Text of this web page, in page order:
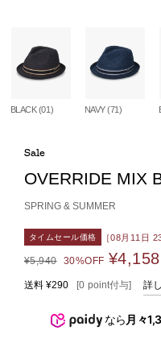
BLACK (01) NAVY (71)
Sale
OVERRIDE MIX
SPRING & SUMMER
タイムセール価格 ［08月11日
¥5,940 30%OFF ¥4,158
送料 ¥290 [0 point付与] 詳
なら月々